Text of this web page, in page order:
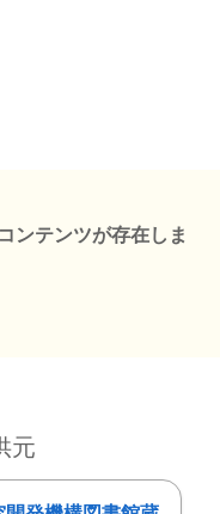
ンテンツが存在しま
元